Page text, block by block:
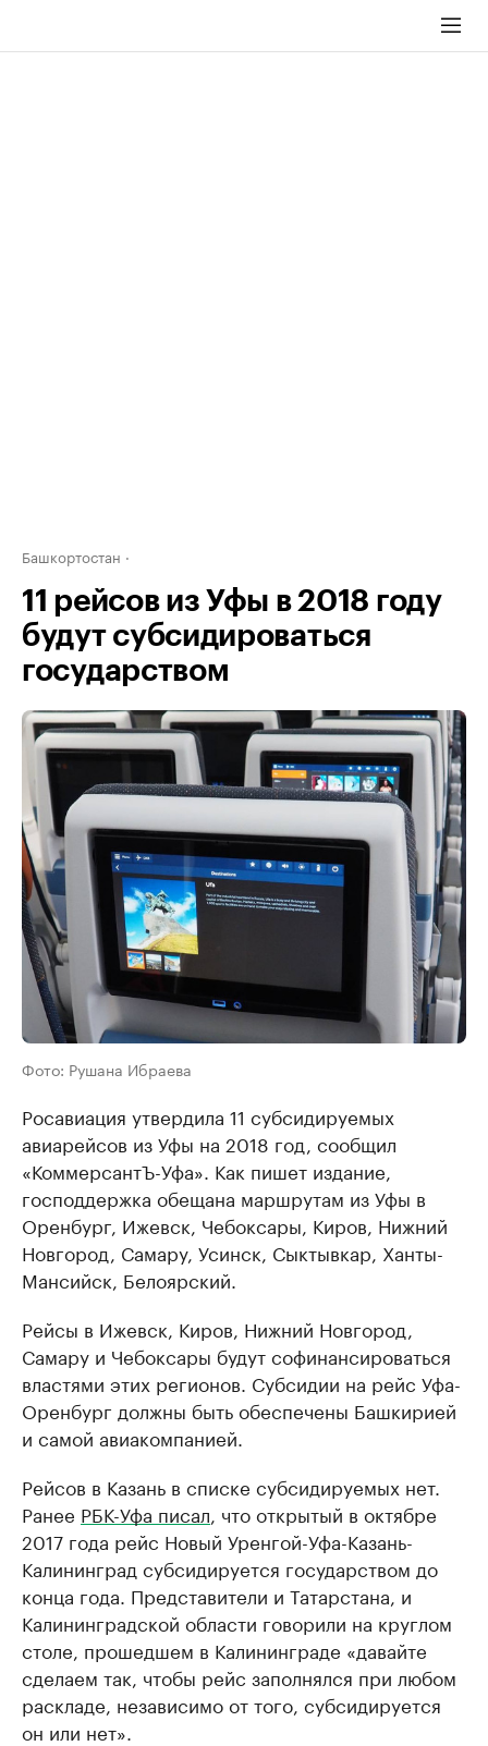
Башкортостан
11 рейсов из Уфы в 2018 году
будут субсидироваться
государством
Фото: Рушана Ибраева
Росавиация утвердила 11 субсидируемых
авиарейсов из Уфы на 2018 год, сообщил
«КоммерсантЪ-Уфа». Как пишет издание,
господдержка обещана маршрутам из Уфы в
Оренбург, Ижевск, Чебоксары, Киров, Нижний
Новгород, Самару, Усинск, Сыктывкар, Ханты-
Мансийск, Белоярский.
Рейсы в Ижевск, Киров, Нижний Новгород,
Самару и Чебоксары будут софинансироваться
властями этих регионов. Субсидии на рейс Уфа-
Оренбург должны быть обеспечены Башкирией
и самой авиакомпанией.
Рейсов в Казань в списке субсидируемых нет.
Ранее РБК-Уфа писал , что открытый в октябре
2017 года рейс Новый Уренгой-Уфа-Казань-
Калининград субсидируется государством до
конца года. Представители и Татарстана, и
Калининградской области говорили на круглом
столе, прошедшем в Калининграде «давайте
сделаем так, чтобы рейс заполнялся при любом
раскладе, независимо от того, субсидируется
он или нет».